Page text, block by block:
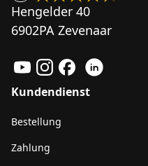
Hengelder 40
6902PA Zevenaar
Kundendienst
Bestellung
Zahlung